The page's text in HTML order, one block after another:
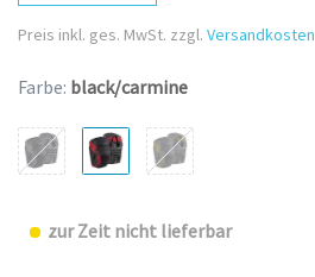
Preis inkl. ges. MwSt. zzgl. Versandkosten
Farbe: black/carmine
zur Zeit nicht lieferbar